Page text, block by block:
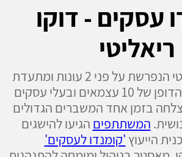
עסקים - דוקו
ריאליטי
סדרת דוקו ריאליטי הנפרשת על פני 2 עונות ומתעדת
את סיפורם יוצא הדופן של 10 עצמאים ובעלי עסקים
בזמן אחד המשברים הגדולים
המשתתפים הגיעו להישגים
הייעוץ 'קומנדו לעסקים'